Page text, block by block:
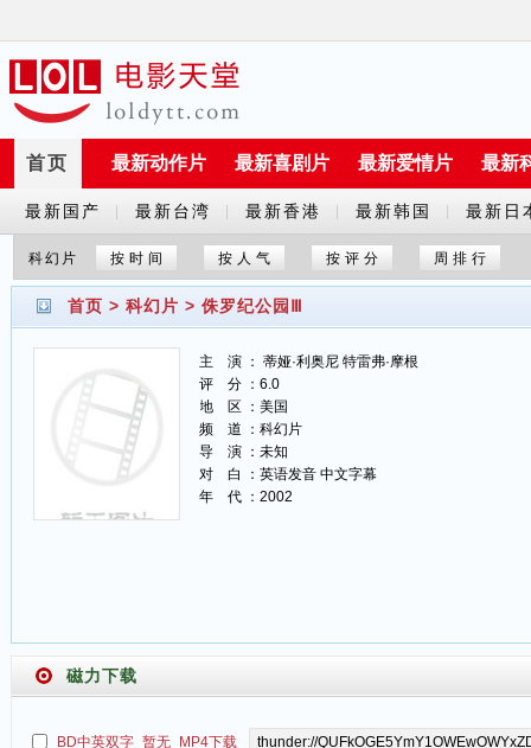
首页 最新动作片 最新喜剧片 最新爱情片 最新
最新国产
剧
最新台湾 最新香港 最新韩国 最新日
科幻片 按时间 按人气 按评分 周排行
首页 > 科幻片 > 侏罗纪公园Ⅲ
主 演 ： 蒂娅·利奥尼 特雷弗·摩根
评 分 ：6.0
地 区 ：美国
频 道 ：科幻片
导 演 ：未知
对 白 ：英语发音 中文字幕
年 代 ：2002
磁力下载
BD中英双字_暂无_MP4下载